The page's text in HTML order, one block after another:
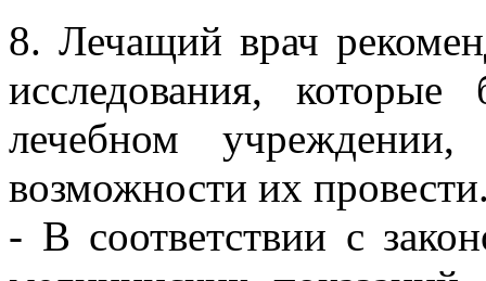
8. Лечащий врач
исследования,
лечебном
возможности их
- В соответствии с